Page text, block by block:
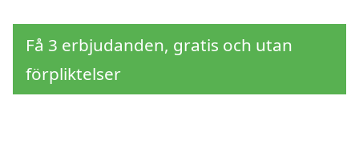
Få 3 erbjudanden, gratis och utan
förpliktelser